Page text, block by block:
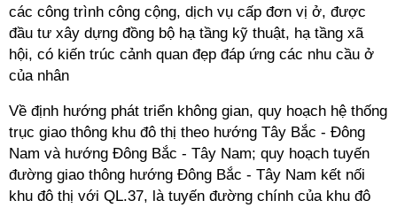
các công trình công cộng, dịch vụ cấp đơn vị ở, được
đầu tư xây dựng đồng bộ hạ tầng kỹ thuật, hạ tầng xã
hội, có kiến trúc cảnh quan đẹp đáp ứng các nhu cầu ở
của nhân
Về định hướng phát triển không gian, quy hoạch hệ thống
trục giao thông khu đô thị theo hướng Tây Bắc - Đông
Nam và hướng Đông Bắc - Tây Nam; quy hoạch tuyến
đường giao thông hướng Đông Bắc - Tây Nam kết nối
khu đô thị với QL.37, là tuyến đường chính của khu đô